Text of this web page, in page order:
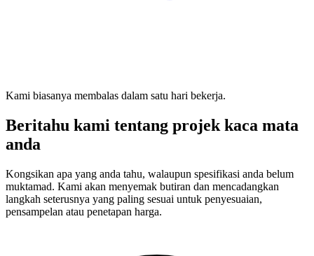
Kami biasanya membalas dalam satu hari bekerja.
Beritahu kami tentang projek kaca mata
anda
Kongsikan apa yang anda tahu, walaupun spesifikasi anda belum
muktamad. Kami akan menyemak butiran dan mencadangkan
langkah seterusnya yang paling sesuai untuk penyesuaian,
pensampelan atau penetapan harga.